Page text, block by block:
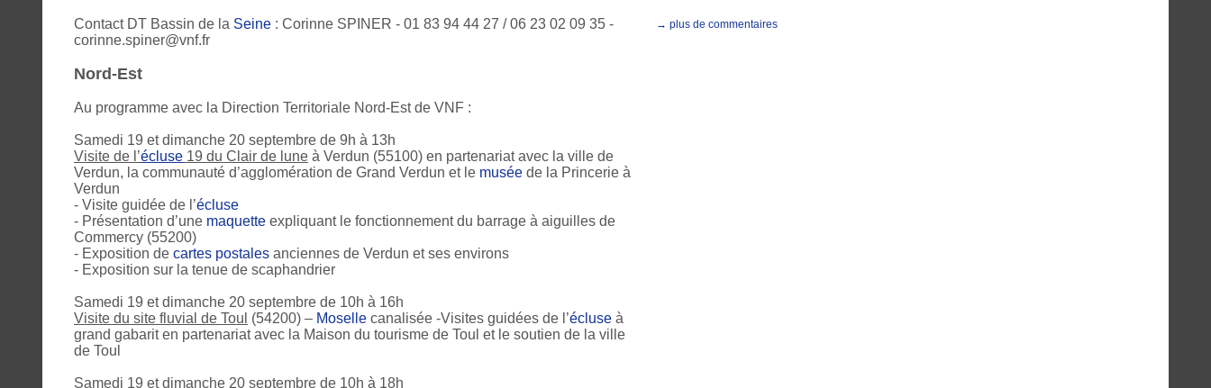
Contact DT Bassin de la Seine : Corinne SPINER - 01 83 94 44 27 / 06 23 02 09 35 -
corinne.spiner@vnf.fr
Nord-Est
Au programme avec la Direction Territoriale Nord-Est de VNF :
Samedi 19 et dimanche 20 septembre de 9h à 13h
Visite de l’écluse 19 du Clair de lune à Verdun (55100) en partenariat avec la ville de
Verdun, la communauté d’agglomération de Grand Verdun et le musée de la Princerie à
Verdun
- Visite guidée de l’écluse
- Présentation d’une maquette expliquant le fonctionnement du barrage à aiguilles de
Commercy (55200)
- Exposition de cartes postales anciennes de Verdun et ses environs
- Exposition sur la tenue de scaphandrier
Samedi 19 et dimanche 20 septembre de 10h à 16h
Visite du site fluvial de Toul (54200) – Moselle canalisée -Visites guidées de l’écluse à
grand gabarit en partenariat avec la Maison du tourisme de Toul et le soutien de la ville
de Toul
Samedi 19 et dimanche 20 septembre de 10h à 18h
→ plus de commentaires